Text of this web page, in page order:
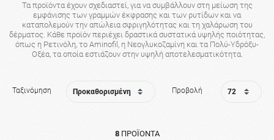
Τα προϊόντα έχουν σχεδιαστεί, για να συμβάλλουν στη μείωση της
εμφάνισης των γραμμών έκφρασης και των ρυτίδων και να
καταπολεμούν την απώλεια σφριγηλότητας και τη χαλάρωση του
δέρματος. Κάθε προϊόν περιέχει δραστικά συστατικά υψηλής ποιότητας,
όπως η Ρετινόλη, το Aminofil, η Νεογλυκοζαμίνη και τα Πολύ-Υδρόξυ-
Οξέα, τα οποία εστιάζουν στην υψηλή αποτελεσματικότητα.
Ταξινόμηση Προβολή
8ΠΡΟΪΌΝΤΑ